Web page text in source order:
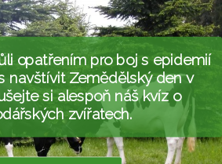
opatřením pro boj s epidemií
navštívit Zemědělský den v
si alespoň náš kvíz o
zvířatech.